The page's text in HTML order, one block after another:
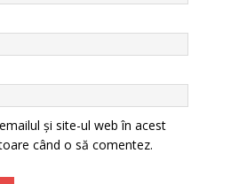
și site-ul web în acest
când o să comentez.